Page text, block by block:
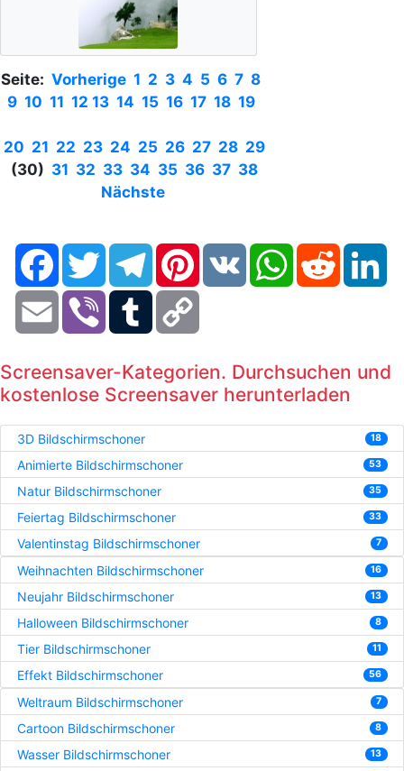
Seite:Vorherige 1 2 3 4 5 6 7 8
9 10 11 12 13 14 15 16 17 18 19
20 21 22 23 24 25 26 27 28 29
(30) 31 32 33 34 35 36 37 38
Nächste
FacebookTwitter TelegramPinterestVK WhatsAppReddit
Email Viber Tumblr
Screensaver-Kategorien. Durchsuchen und
kostenlose Screensaver herunterladen
3D Bildschirmschoner 18
Animierte Bildschirmschoner 53
Natur Bildschirmschoner 35
Feiertag Bildschirmschoner 33
Valentinstag Bildschirmschoner 7
Weihnachten Bildschirmschoner 16
Neujahr Bildschirmschoner 13
Halloween Bildschirmschoner 8
Tier Bildschirmschoner 11
Effekt Bildschirmschoner 56
Weltraum Bildschirmschoner 7
Cartoon Bildschirmschoner 8
Wasser Bildschirmschoner 13